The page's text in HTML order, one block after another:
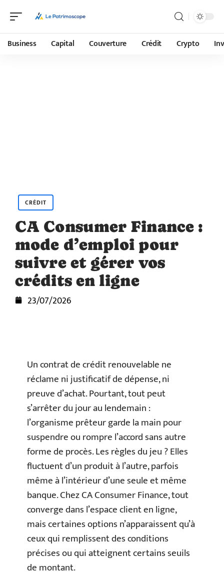
Business Capital Couverture Crédit Crypto
CRÉDIT
CA Consumer Finance :
mode d’emploi pour
suivre et gérer vos
crédits en ligne
23/07/2026
Un contrat de crédit renouvelable ne
réclame ni justificatif de dépense, ni
preuve d’achat. Pourtant, tout peut
s’arrêter du jour au lendemain :
l’organisme prêteur garde la main pour
suspendre ou rompre l’accord sans autre
forme de procès. Les règles du jeu ? Elles
fluctuent d’un produit à l’autre, parfois
même à l’intérieur d’une seule et même
banque. Chez CA Consumer Finance, tout
converge dans l’espace client en ligne,
mais certaines options n’apparaissent qu’à
ceux qui remplissent des conditions
précises ou qui atteignent certains seuils
de montant.